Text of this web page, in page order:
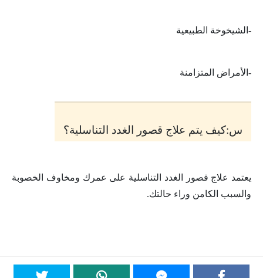
-الشيخوخة الطبيعية
-الأمراض المتزامنة
س:كيف يتم علاج قصور الغدد التناسلية؟
يعتمد علاج قصور الغدد التناسلية على عمرك ومخاوف الخصوبة
والسبب الكامن وراء حالتك.